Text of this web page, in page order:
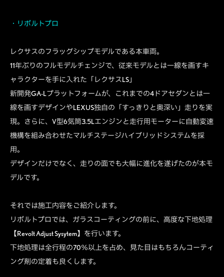
・リボルトプロ
レクサスのフラッグシップモデルである本車両。
11年ぶりのフルモデルチェンジで、従来モデルとは一線を画すキ
ャラクターを手に入れた「レクサスLS」
新開発GA-Lプラットフォームが、これまでの4ドアセダンとは一
線を画すデザインやLEXUS独自の「すっきりと奥深い」走りを実
現。さらに、V型6気筒3.5Lエンジンと走行用モーターに自動変速
機構を組み合わせたマルチステージハイブリッドシステムを採
用。
デザインだけでなく、走りの面でも大幅に進化を遂げたのが本モ
デルです。
それでは施工内容をご紹介します。
リボルトプロでは、ガラスコーティングの前に、高度な下地処理
【Revolt Adjust Sysytem】を行います。
下地処理は全行程の70％以上を占め、見た目はもちろんコーティ
ング剤の定着も良くします。